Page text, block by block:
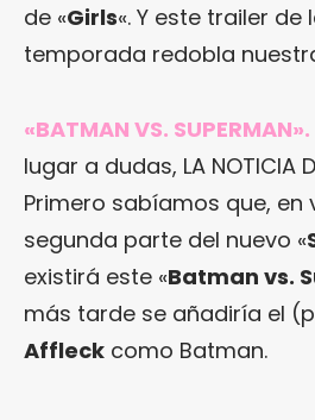
de «Girls«. Y este trailer de
temporada redobla
«BATMAN VS. SUPERMAN».
lugar a dudas, LA NOTICIA
Primero sabíamos que, en
segunda parte del nuevo «
existirá este «Batman vs.
más tarde se añadiría el
Affleck como Batman.